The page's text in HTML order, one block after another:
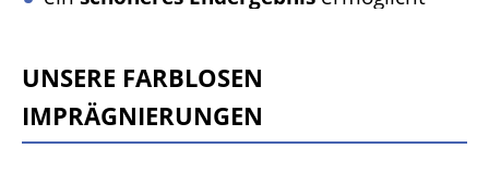
Unsere farblosen
Imprägnierungen